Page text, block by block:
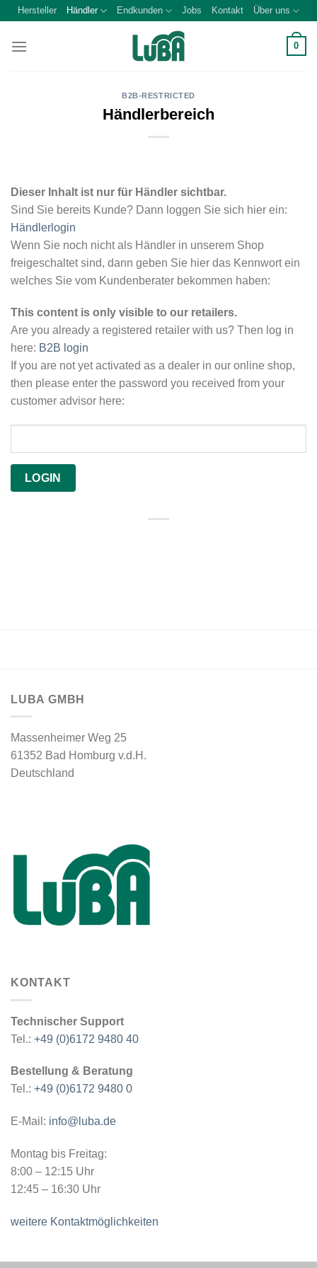
Zum
springen
Hersteller Händler Endkunden Jobs Kontakt Über uns
0
B2B-RESTRICTED
Händlerbereich
Dieser Inhalt ist nur für Händler sichtbar.
Sind Sie bereits Kunde? Dann loggen Sie sich hier ein:
Händlerlogin
Wenn Sie noch nicht als Händler in unserem Shop
freigeschaltet sind, dann geben Sie hier das Kennwort ein
welches Sie vom Kundenberater bekommen haben:
This content is only visible to our retailers.
Are you already a registered retailer with us? Then log in
here: B2B login
If you are not yet activated as a dealer in our online shop,
then please enter the password you received from your
customer advisor here:
LUBA GMBH
Massenheimer Weg 25
61352 Bad Homburg v.d.H.
Deutschland
KONTAKT
Technischer Support
Tel.: +49 (0)6172 9480 40
Bestellung & Beratung
Tel.: +49 (0)6172 9480 0
E-Mail: info@luba.de
Montag bis Freitag:
8:00 – 12:15 Uhr
12:45 – 16:30 Uhr
weitere Kontaktmöglichkeiten